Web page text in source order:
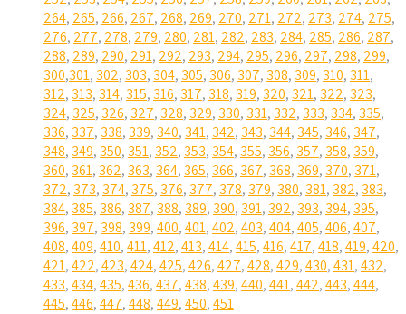
264, 265, 266, 267, 268, 269, 270, 271, 272, 273, 274, 275,
276, 277, 278, 279, 280, 281, 282, 283, 284, 285, 286, 287,
288, 289, 290, 291, 292, 293, 294, 295, 296, 297, 298, 299,
300,301, 302, 303, 304, 305, 306, 307, 308, 309, 310, 311,
312, 313, 314, 315, 316, 317, 318, 319, 320, 321, 322, 323,
324, 325, 326, 327, 328, 329, 330, 331, 332, 333, 334, 335,
336, 337, 338, 339, 340, 341, 342, 343, 344, 345, 346, 347,
348, 349, 350, 351, 352, 353, 354, 355, 356, 357, 358, 359,
360, 361, 362, 363, 364, 365, 366, 367, 368, 369, 370, 371,
372, 373, 374, 375, 376, 377, 378, 379, 380, 381, 382, 383,
384, 385, 386, 387, 388, 389, 390, 391, 392, 393, 394, 395,
396, 397, 398, 399,400,401,402,403,404,405,406,407,
408,409,410,411,412,413,414,415,416,417,418,419,420,
421,422,423,424,425,426,427,428,429,430,431,432,
433,434,435,436,437,438,439,440,441,442,443,444,
445,446,447,448,449,450,451